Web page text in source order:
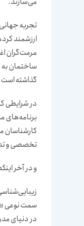
تجربه
ارزشمند
مرمت‌گران
ساختمان
گذاشته
در شرایطی
برنامه‌های
کارشناسان
تخصصی و
و در آخر
سمت نوعی
در دنیای